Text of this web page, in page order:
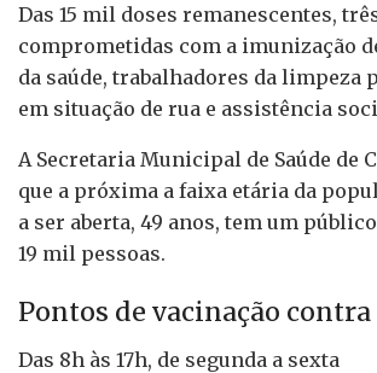
Das 15 mil doses remanescentes,
comprometidas com a imunização
da saúde, trabalhadores da limpeza
em situação de rua e assistência
A Secretaria Municipal de Saúde de
que a próxima a faixa etária da
a ser aberta, 49 anos, tem um
19 mil pessoas.
Pontos de vacinação contra
Das 8h às 17h, de segunda a sexta